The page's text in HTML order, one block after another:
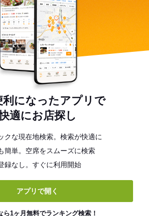
利になったアプリで
適にお店探し
クな現在地検索。検索が快適に
簡単。空席をスムーズに検索
録なし。すぐに利用開始
アプリで開く
ら1ヶ月無料でランキング検索！